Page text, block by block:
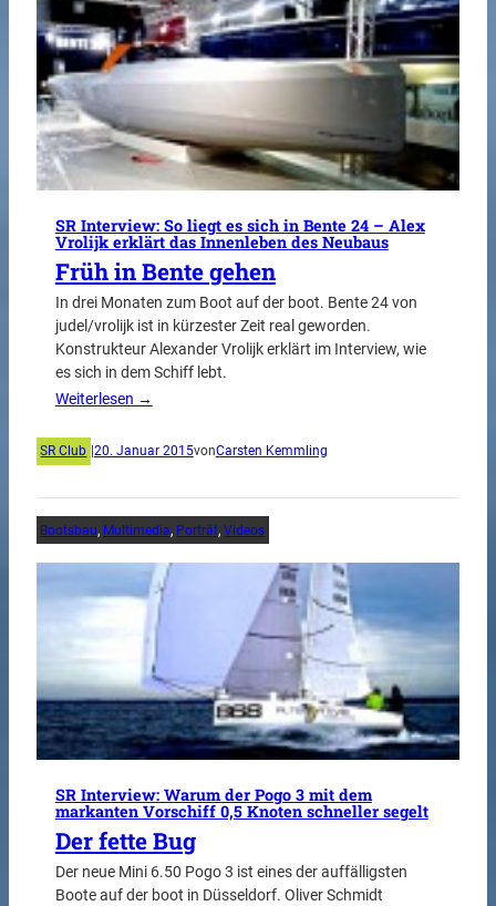
SR Interview: So liegt es sich in Bente 24 – Alex
Vrolijk erklärt das Innenleben des Neubaus
Früh in Bente gehen
In drei Monaten zum Boot auf der boot. Bente 24 von
judel/vrolijk ist in kürzester Zeit real geworden.
Konstrukteur Alexander Vrolijk erklärt im Interview, wie
es sich in dem Schiff lebt.
Weiterlesen →
SR Club 20. Januar 2015vonCarsten Kemmling
Bootsbau, Multimedia, Porträt, Videos
SR Interview: Warum der Pogo 3 mit dem
markanten Vorschiff 0,5 Knoten schneller segelt
Der fette Bug
Der neue Mini 6.50 Pogo 3 ist eines der auffälligsten
Boote auf der boot in Düsseldorf. Oliver Schmidt